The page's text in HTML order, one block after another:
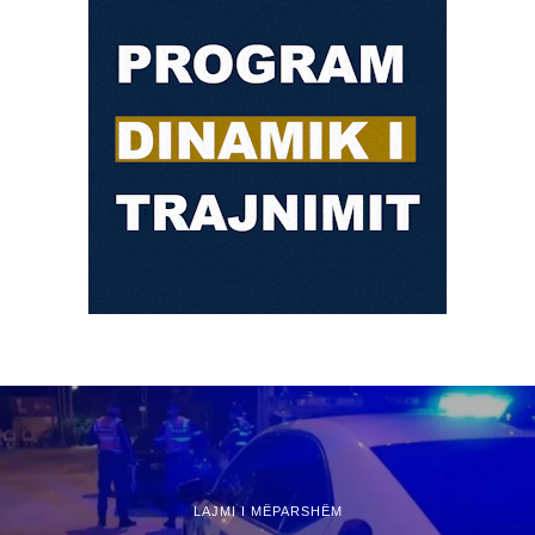
LAJMI I MËPARSHËM